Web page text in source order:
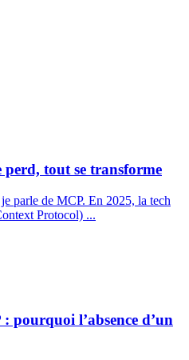
perd, tout se transforme
parle de MCP. En 2025, la tech
Protocol) ...
pourquoi l’absence d’un